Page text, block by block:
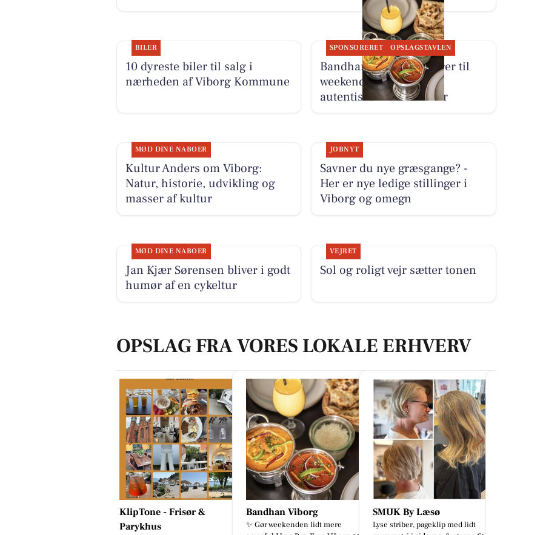
BILER
10 dyreste biler til salg i
nærheden af Viborg Kommune
SPONSORERET OPSLAGSTAVLEN
Bandhan Viborg inviterer til
weekendmiddag med
autentiske indiske retter
MØD DINE NABOER
Kultur Anders om Viborg:
Natur, historie, udvikling og
masser af kultur
JOBNYT
Savner du nye græsgange? -
Her er nye ledige stillinger i
Viborg og omegn
MØD DINE NABOER
Jan Kjær Sørensen bliver i godt
humør af en cykeltur
VEJRET
Sol og roligt vejr sætter tonen
OPSLAG FRA VORES LOKALE ERHVERV
Bandhan Viborg
✨ Gør weekenden lidt mere
SMUK By Læsø
Lyse striber, pageklip med lidt
Viborg Gulvforum
Tilbage fra ferien ! 💪 Og I skal da